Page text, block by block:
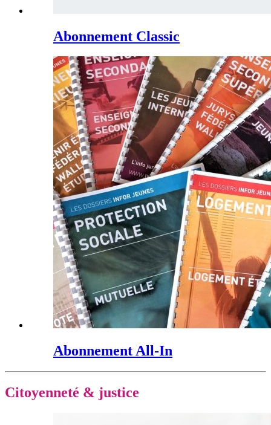
Abonnement Classic
Abonnement All-In
Citoyenneté & justice